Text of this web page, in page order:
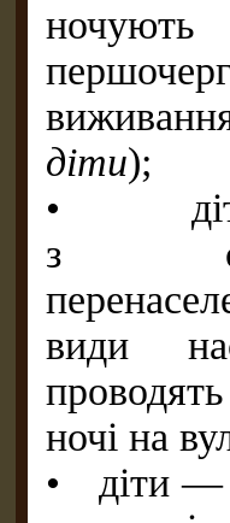
діти);
• діти,
з
види
ночі на
• діти —